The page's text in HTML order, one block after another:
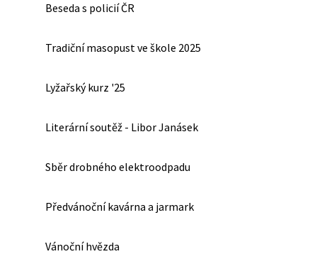
Beseda s policií ČR
Tradiční masopust ve škole 2025
Lyžařský kurz '25
Literární soutěž - Libor Janásek
Sběr drobného elektroodpadu
Předvánoční kavárna a jarmark
Vánoční hvězda